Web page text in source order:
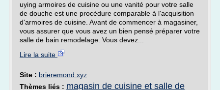
uying armoires de cuisine ou une vanité pour votre salle
de douche est une procédure comparable à l'acquisition
d'armoires de cuisine. Avant de commencer à magasiner,
vous assurer que vous avez un bien pensé préparer votre
salle de bain remodelage. Vous devez...
Lire la suite
Site : brieremond.xyz
Thèmes liés : magasin de cuisine et salle de